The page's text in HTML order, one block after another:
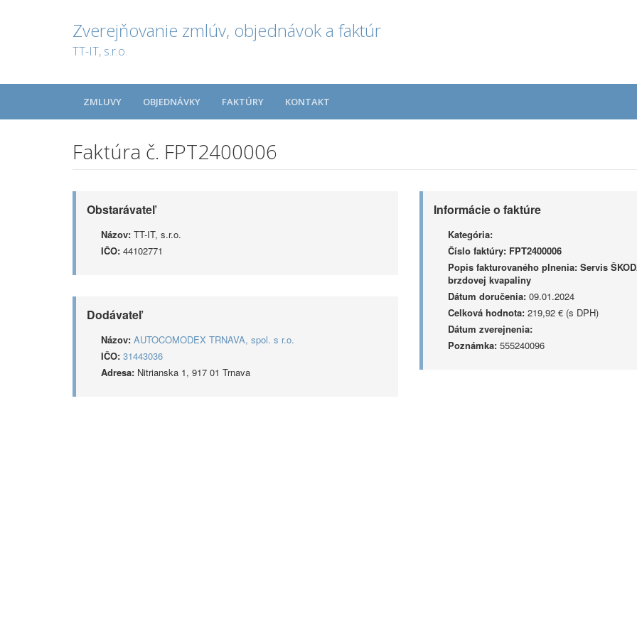
Zverejňovanie zmlúv, objednávok a faktúr
TT-IT, s.r.o.
ZMLUVY OBJEDNÁVKY FAKTÚRY KONTAKT
Faktúra č. FPT2400006
Obstarávateľ
Názov: TT-IT, s.r.o.
IČO: 44102771
Dodávateľ
Názov: AUTOCOMODEX TRNAVA, spol. s r.o.
IČO: 31443036
Adresa: Nitrianska 1, 917 01 Trnava
Informácie o faktúre
Kategória:
Číslo faktúry: FPT2400006
Popis fakturovaného plnenia: Servis
brzdovej kvapaliny
Dátum doručenia:09.01.2024
Celková hodnota:219,92 € (s DPH)
Dátum zverejnenia:
Poznámka:555240096